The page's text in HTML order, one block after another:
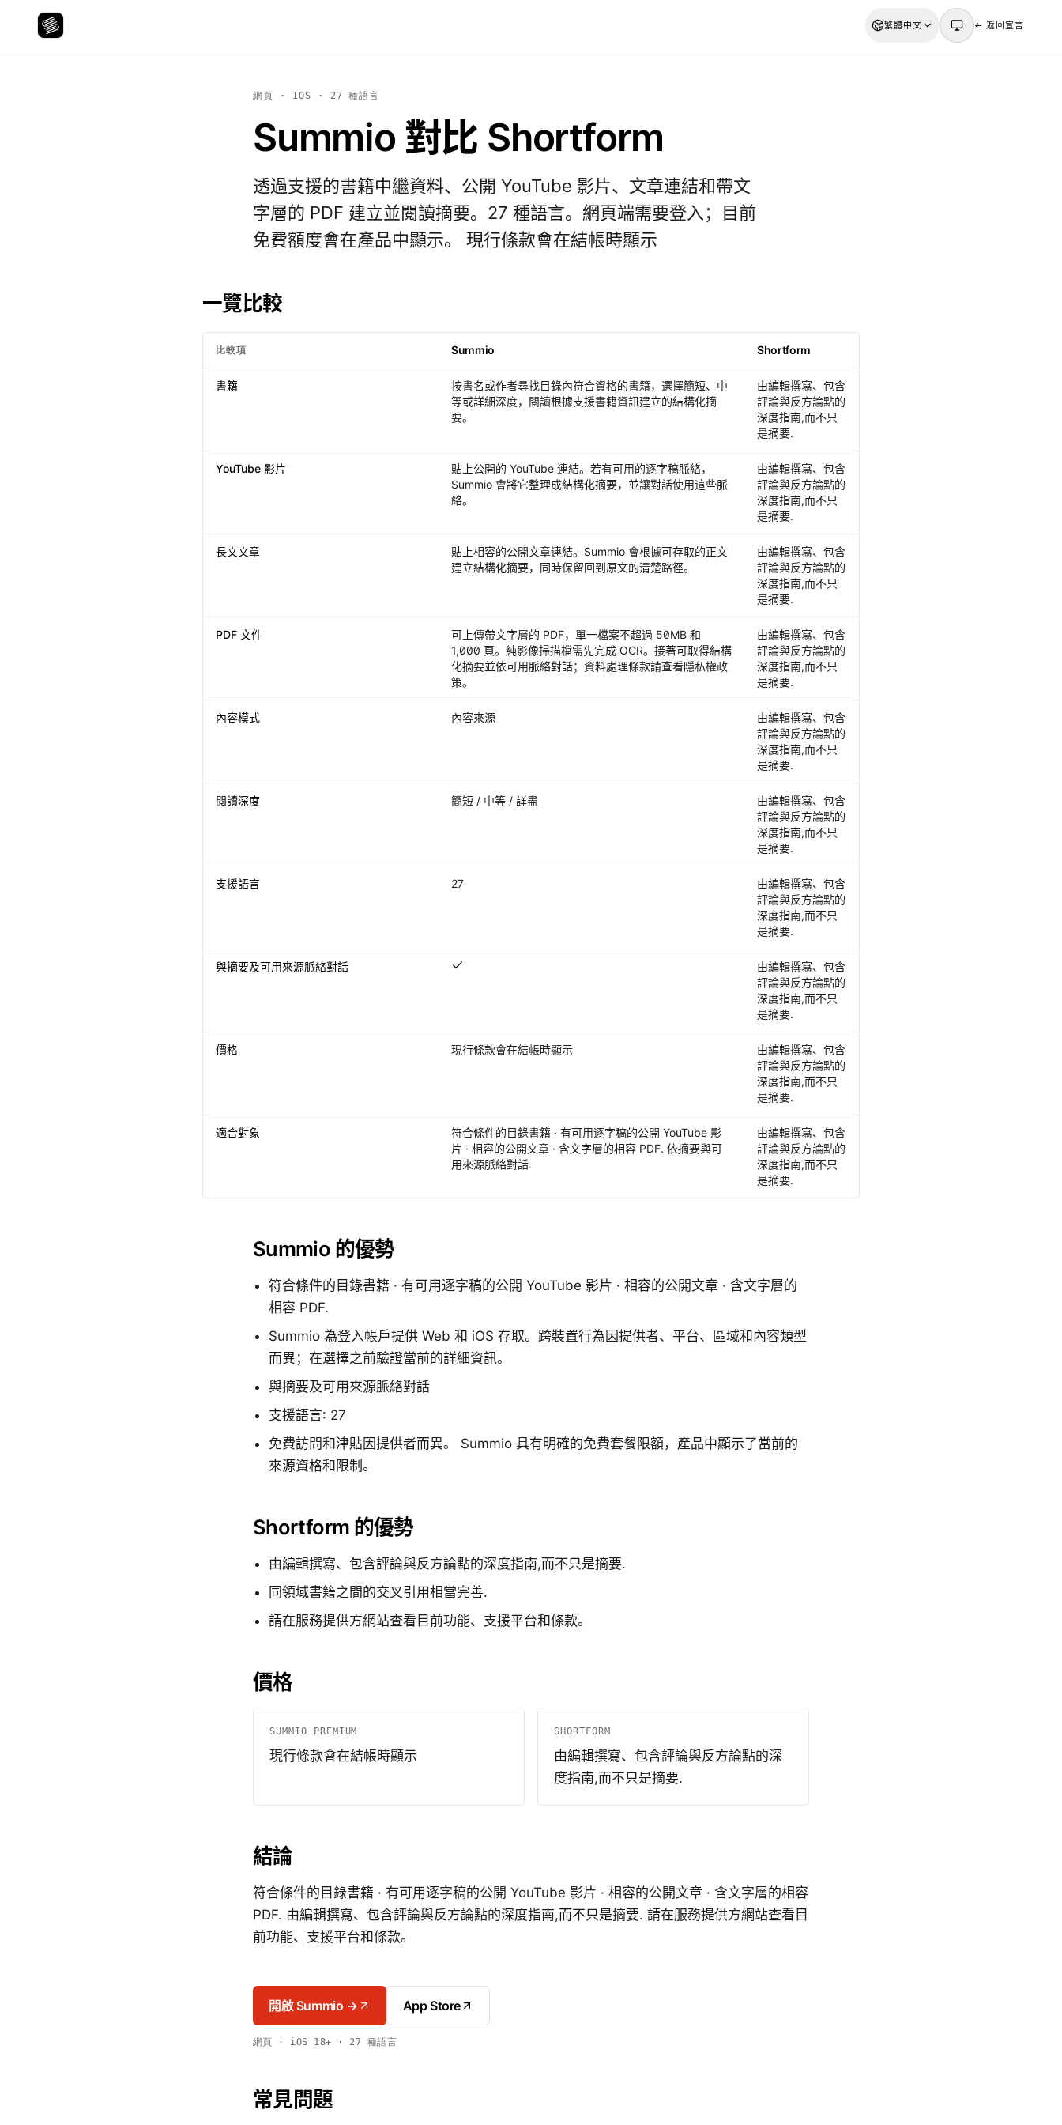
繁體中文 ← 返回宣言
網頁 · IOS · 27 種語言
Summio 對比 Shortform
透過支援的書籍中繼資料、公開 YouTube 影片、文章連結和帶文
字層的 PDF 建立並閱讀摘要。27 種語言。網頁端需要登入；目前
免費額度會在產品中顯示。 現行條款會在結帳時顯示
一覽比較
比較項 Summio Shortform
書籍
按書名或作者尋找目錄內符合資格的書籍，選擇簡短、中
等或詳細深度，閱讀根據支援書籍資訊建立的結構化摘
要。
由編輯撰寫、包含
評論與反方論點的
深度指南,而不只
是摘要.
YouTube 影片
貼上公開的 YouTube 連結。若有可用的逐字稿脈絡，
Summio 會將它整理成結構化摘要，並讓對話使用這些脈
絡。
由編輯撰寫、包含
評論與反方論點的
深度指南,而不只
是摘要.
長文文章
貼上相容的公開文章連結。Summio 會根據可存取的正文
建立結構化摘要，同時保留回到原文的清楚路徑。
由編輯撰寫、包含
評論與反方論點的
深度指南,而不只
是摘要.
PDF 文件
可上傳帶文字層的 PDF，單一檔案不超過 50MB 和
1,000 頁。純影像掃描檔需先完成 OCR。接著可取得結構
化摘要並依可用脈絡對話；資料處理條款請查看隱私權政
策。
由編輯撰寫、包含
評論與反方論點的
深度指南,而不只
是摘要.
內容模式 內容來源
由編輯撰寫、包含
評論與反方論點的
深度指南,而不只
是摘要.
閱讀深度 簡短 / 中等 / 詳盡
由編輯撰寫、包含
評論與反方論點的
深度指南,而不只
是摘要.
支援語言 27
由編輯撰寫、包含
評論與反方論點的
深度指南,而不只
是摘要.
與摘要及可用來源脈絡對話
由編輯撰寫、包含
評論與反方論點的
深度指南,而不只
是摘要.
價格 現行條款會在結帳時顯示
由編輯撰寫、包含
評論與反方論點的
深度指南,而不只
是摘要.
適合對象
符合條件的目錄書籍 · 有可用逐字稿的公開 YouTube 影
片 · 相容的公開文章 · 含文字層的相容 PDF. 依摘要與可
用來源脈絡對話.
由編輯撰寫、包含
評論與反方論點的
深度指南,而不只
是摘要.
Summio 的優勢
符合條件的目錄書籍 · 有可用逐字稿的公開 YouTube 影片 · 相容的公開文章 · 含文字層的
相容 PDF.
Summio 為登入帳戶提供 Web 和 iOS 存取。跨裝置行為因提供者、平台、區域和內容類型
而異；在選擇之前驗證當前的詳細資訊。
與摘要及可用來源脈絡對話
支援語言: 27
免費訪問和津貼因提供者而異。 Summio 具有明確的免費套餐限額，產品中顯示了當前的
來源資格和限制。
Shortform 的優勢
由編輯撰寫、包含評論與反方論點的深度指南,而不只是摘要.
同領域書籍之間的交叉引用相當完善.
請在服務提供方網站查看目前功能、支援平台和條款。
價格
SUMMIO PREMIUM
現行條款會在結帳時顯示
SHORTFORM
由編輯撰寫、包含評論與反方論點的深
度指南,而不只是摘要.
結論
符合條件的目錄書籍 · 有可用逐字稿的公開 YouTube 影片 · 相容的公開文章 · 含文字層的相容
PDF. 由編輯撰寫、包含評論與反方論點的深度指南,而不只是摘要. 請在服務提供方網站查看目
前功能、支援平台和條款。
開啟 Summio → App Store
網頁 · iOS 18+ · 27 種語言
常見問題